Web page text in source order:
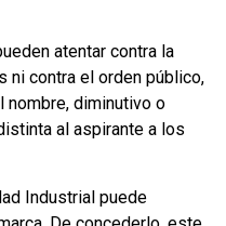
atentar contra la
ni contra el orden público,
nombre, diminutivo o
al aspirante a los
Industrial puede